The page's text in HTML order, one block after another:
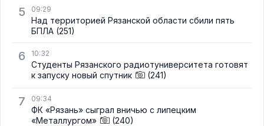
5 09:29
Над территорией Рязанской области сбили пять
БПЛА (251)
6 10:32
Студенты Рязанского радиотуниверситета готовят
к запуску новый спутник
(241)
7 09:34
ФК «Рязань» сыграл вничью с липецким
«Металлургом»
(240)